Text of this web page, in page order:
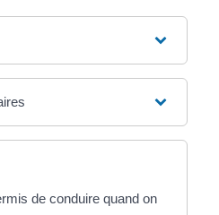
de conduire quand on